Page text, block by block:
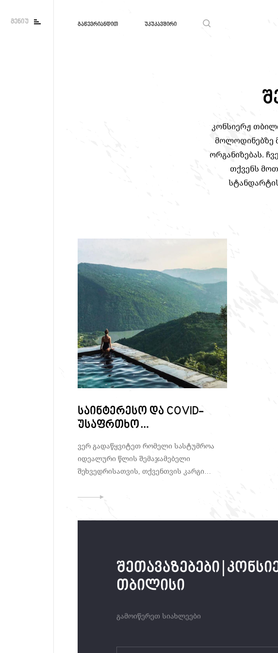
მენიუ გაწევრიანდით უკუკავშირი
კონსიერჟ
მოლოდინებზე
ორგანიზებას.
თქვენს
საინტერესო და COVID-
უსაფრთხო
ვერ გადაწყვიტეთ რომელი სასტუმროა
იდეალური წლის შემაჯამებელი
შეხვედრისათვის, თქვენთვის კარგი
კითხულობთ
შეთავაზებები |
თბილისი
გამოიწერეთ სიახლეები